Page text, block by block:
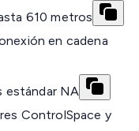
610 metros
en cadena
estándar NA
ControlSpace y